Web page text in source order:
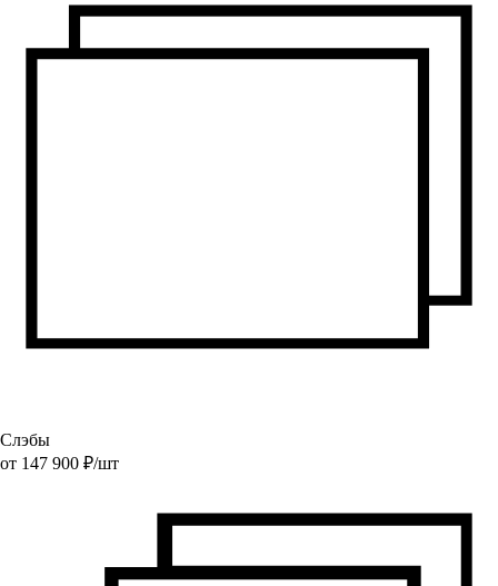
Слэбы
от 147 900 ₽/шт